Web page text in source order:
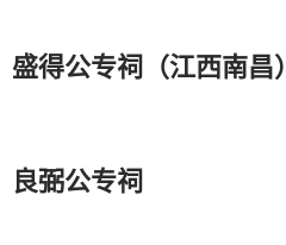
盛得公专祠（江西南昌）
良弼公专祠